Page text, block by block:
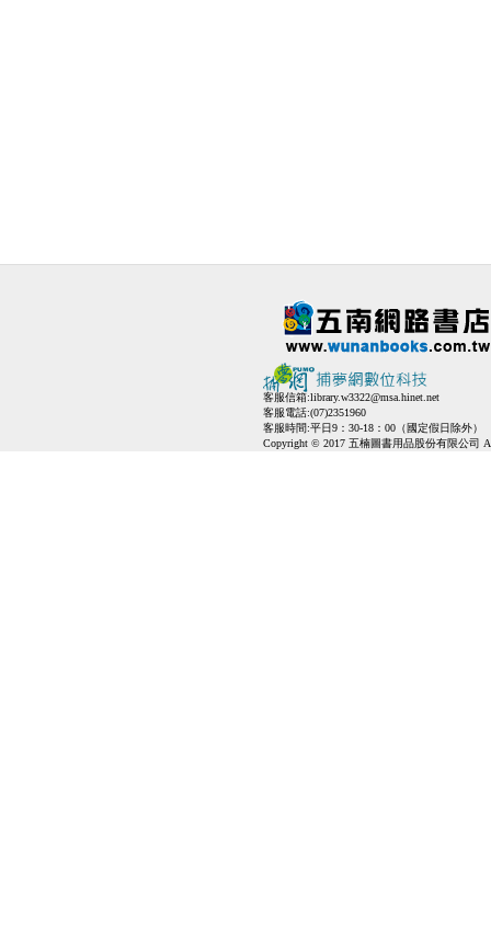
客服信箱:library.w3322@msa.hinet.net
客服電話:(07)2351960
客服時間:平日9：30-18：00（國定假日除外）
Copyright © 2017 五楠圖書用品股份有限公司